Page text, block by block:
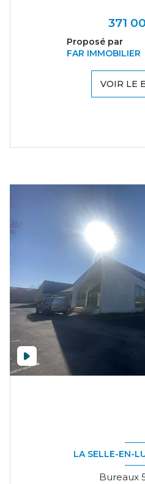
371
Proposé par
FAR IMMOBILIER
VOIR LE
LA SELLE-EN-